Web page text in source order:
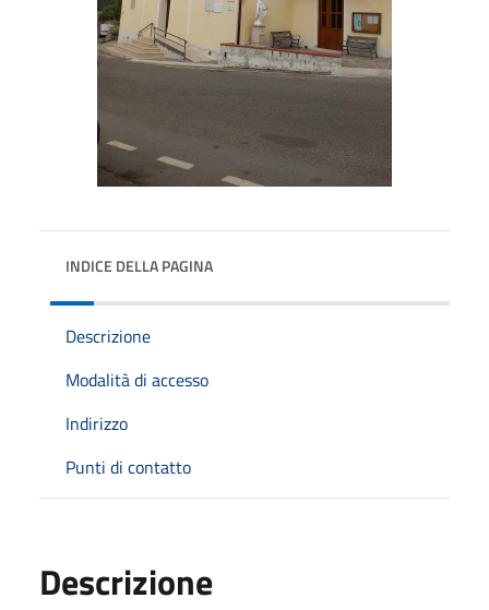
INDICE DELLA PAGINA
Descrizione
Modalità di accesso
Indirizzo
Punti di contatto
Descrizione